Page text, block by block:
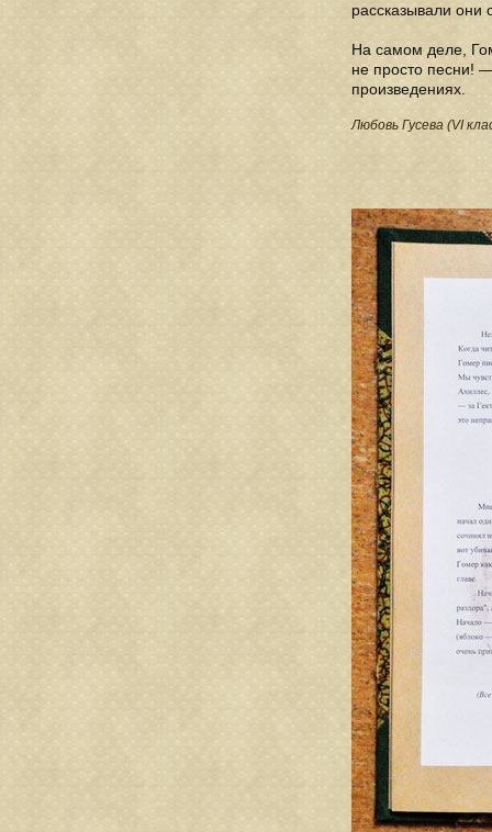
рассказывали они
На самом деле,
не просто песни!
произведениях.
Любовь Гусева (VI